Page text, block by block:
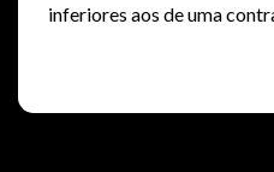
inferiores aos de uma